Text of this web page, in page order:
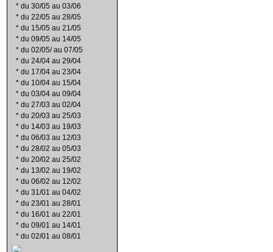
* du 30/05 au 03/06
* du 22/05 au 28/05
* du 15/05 au 21/05
* du 09/05 au 14/05
* du 02/05/ au 07/05
* du 24/04 au 29/04
* du 17/04 au 23/04
* du 10/04 au 15/04
* du 03/04 au 09/04
* du 27/03 au 02/04
* du 20/03 au 25/03
* du 14/03 au 19/03
* du 06/03 au 12/03
* du 28/02 au 05/03
* du 20/02 au 25/02
* du 13/02 au 19/02
* du 06/02 au 12/02
* du 31/01 au 04/02
* du 23/01 au 28/01
* du 16/01 au 22/01
* du 09/01 au 14/01
* du 02/01 au 08/01